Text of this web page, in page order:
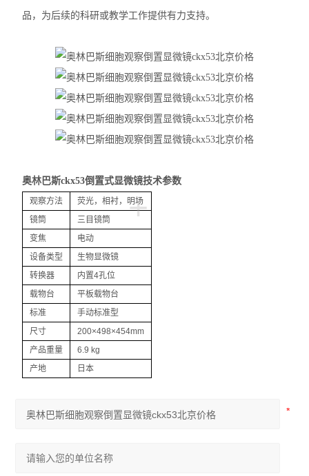
尼康TS2-FL倒置显微镜
徕卡DM3000生物显微镜
徕卡DM2000生物显微镜
徕卡DM1000生物显微镜
徕卡DM500生物显微镜
尼康E200生物显微镜
尼康SMZ745T体视显微镜
尼康SMZ745体视显微镜
尼康Si生物显微镜
尼康Ei生物显微镜
奥林巴斯IX73倒置显微镜
品，为后续的科研或教学工作提供有力支持。
奥林巴斯ckx53倒置式显微镜技术参数
+
观察方法
荧光，相衬，明场
镜筒
三目镜筒
变焦
电动
设备类型
生物显微镜
转换器
内置4孔位
载物台
平板载物台
标准
手动标准型
尺寸
200×498×454mm
产品重量
6.9 kg
产地
日本